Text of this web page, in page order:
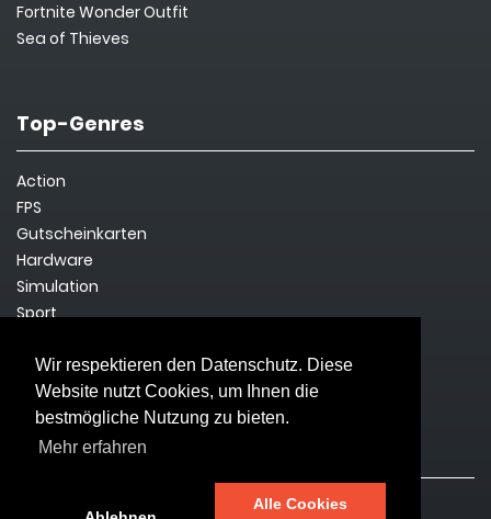
Wir respektieren den Datenschutz. Diese
Website nutzt Cookies, um Ihnen die
bestmögliche Nutzung zu bieten.
Mehr erfahren
Alle Cookies
Fortnite Wonder Outfit
Sea of Thieves
Top-Genres
Action
FPS
Gutscheinkarten
Hardware
Simulation
Sport
Survival
Rechtliches
Impressum